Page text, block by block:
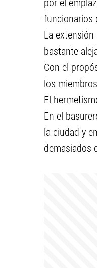
por el
funcionarios
La
bastante
Con el
los
El
En el
la ciudad y
demasiados